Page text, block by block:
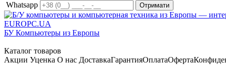
Whatsapp
EUROPC.UA
БУ Компьютеры из Европы
Каталог товаров
Акции Уценка О нас ДоставкаГарантияОплатаОферта